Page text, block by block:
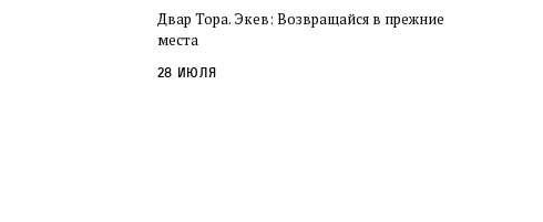
Двар Тора. Экев: Возвращайся в прежние
места
28 июля